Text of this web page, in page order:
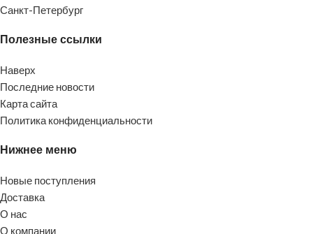
Санкт-Петербург
Полезные ссылки
Наверх
Последние новости
Карта сайта
Политика конфиденциальности
Нижнее меню
Новые поступления
Доставка
О нас
О компании